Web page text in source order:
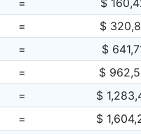
= $
= $
= $
= $
= $
= $